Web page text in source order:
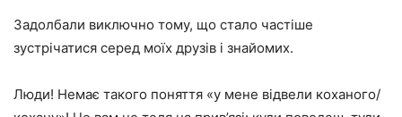
Задолбали виключно тому, що стало частіше
зустрічатися серед моїх друзів і знайомих.
Люди! Немає такого поняття «у мене відвели коханого/